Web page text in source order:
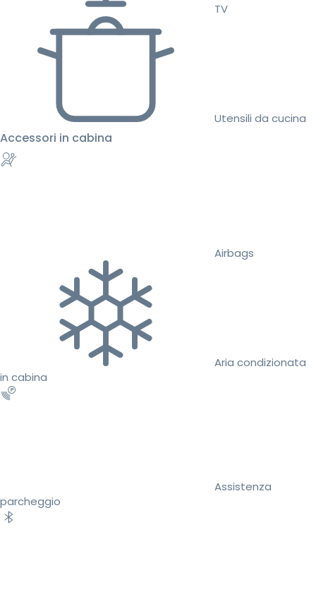
TV
Utensili da cucina
Accessori in cabina
Airbags
Aria condizionata
in cabina
Assistenza
parcheggio